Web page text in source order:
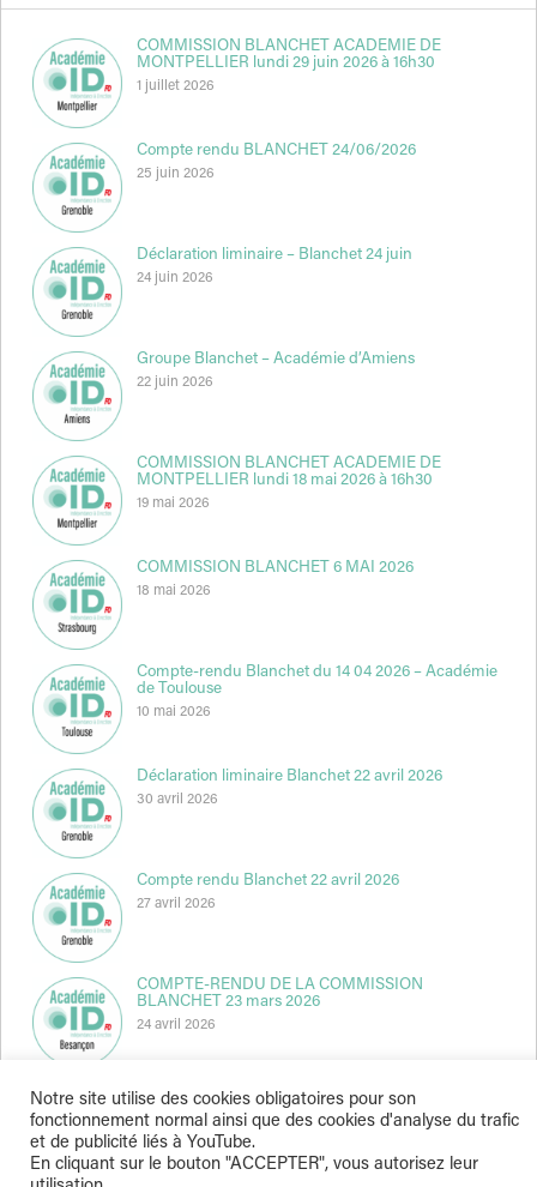
COMMISSION BLANCHET ACADEMIE DE
MONTPELLIER lundi 29 juin 2026 à 16h30
1 juillet 2026
Compte rendu BLANCHET 24/06/2026
25 juin 2026
Déclaration liminaire – Blanchet 24 juin
24 juin 2026
Groupe Blanchet – Académie d’Amiens
22 juin 2026
COMMISSION BLANCHET ACADEMIE DE
MONTPELLIER lundi 18 mai 2026 à 16h30
19 mai 2026
COMMISSION BLANCHET 6 MAI 2026
18 mai 2026
Compte-rendu Blanchet du 14 04 2026 – Académie
de Toulouse
10 mai 2026
Déclaration liminaire Blanchet 22 avril 2026
30 avril 2026
Compte rendu Blanchet 22 avril 2026
27 avril 2026
COMPTE-RENDU DE LA COMMISSION
BLANCHET 23 mars 2026
24 avril 2026
Notre site utilise des cookies obligatoires pour son
fonctionnement normal ainsi que des cookies d'analyse du trafic
et de publicité liés à YouTube.
En cliquant sur le bouton "ACCEPTER", vous autorisez leur